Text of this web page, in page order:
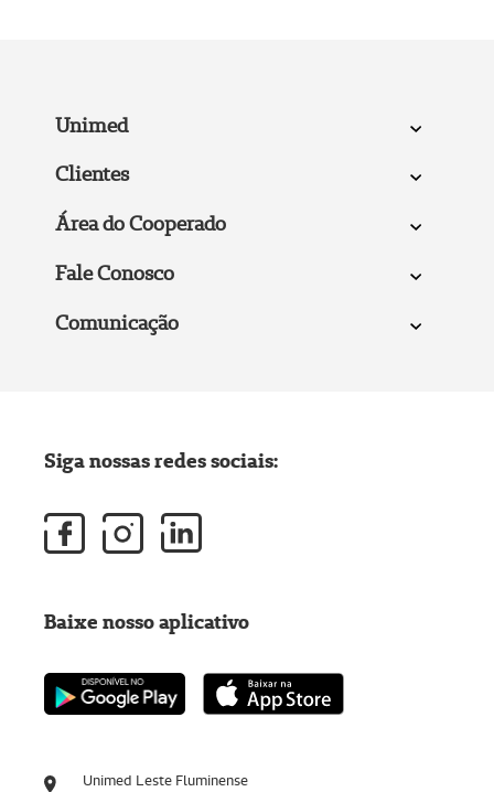
Unimed
Clientes
Área do Cooperado
Fale Conosco
Comunicação
Unimed Leste Fluminense
Siga nossas redes sociais:
Baixe nosso aplicativo